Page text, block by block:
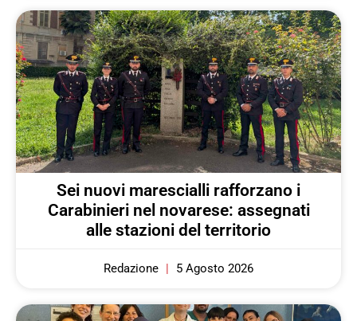
Sei nuovi marescialli rafforzano i
Carabinieri nel novarese: assegnati
alle stazioni del territorio
Redazione 5 Agosto 2026